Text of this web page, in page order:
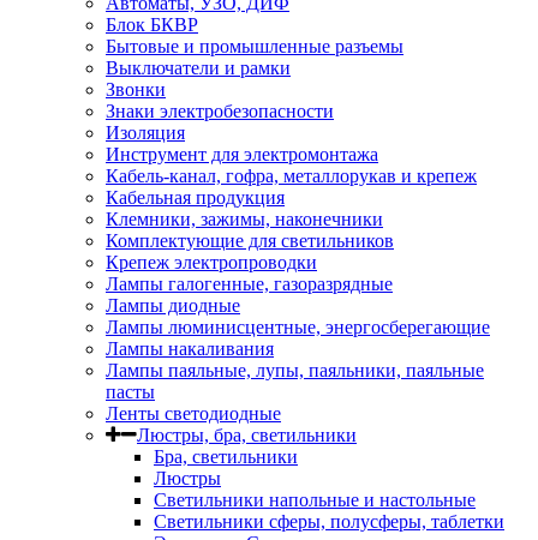
Блок БКВР
Бытовые и промышленные разъемы
Выключатели и рамки
Звонки
Знаки электробезопасности
Изоляция
Инструмент для электромонтажа
Кабель-канал, гофра, металлорукав и крепеж
Кабельная продукция
Клемники, зажимы, наконечники
Комплектующие для светильников
Крепеж электропроводки
Лампы галогенные, газоразрядные
Лампы диодные
Лампы люминисцентные, энергосберегающие
Лампы накаливания
Лампы паяльные, лупы, паяльники, паяльные
пасты
Ленты светодиодные
Люстры, бра, светильники
Бра, светильники
Люстры
Светильники напольные и настольные
Светильники сферы, полусферы, таблетки